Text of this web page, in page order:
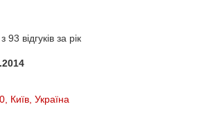
відгуків за рік
Київ, Україна